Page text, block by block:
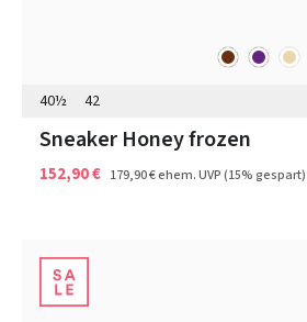
braunlila beige
40½ 42
Sneaker Honey frozen
152,90 € 179,90 €ehem. UVP(15% gespart)